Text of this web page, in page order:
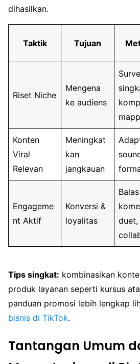
dihasilkan.
Taktik Tujuan
Riset Niche
Mengena
ke audiens
Konten
Viral
Relevan
Meningkat
kan
jangkauan
Engageme
nt Aktif
Konversi &
loyalitas
Balas
duet,
Tips singkat: kombinasikan
produk layanan seperti kursus
panduan promosi lebih lengkap
bisnis di TikTok.
Tantangan Umum